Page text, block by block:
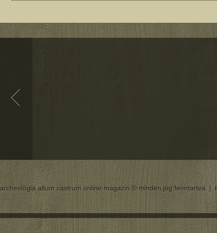
archeológia altum castrum online magazin © minden jog fenntartva |